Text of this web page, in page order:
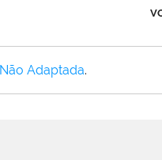
Adaptada.